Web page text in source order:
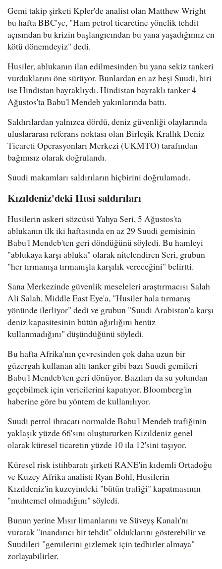
Gemi takip şirketi Kpler'de analist olan Matthew Wright
bu hafta BBC'ye, "Ham petrol ticaretine yönelik tehdit
açısından bu krizin başlangıcından bu yana yaşadığımız en
kötü dönemdeyiz" dedi.
Husiler, ablukanın ilan edilmesinden bu yana sekiz tankeri
vurduklarını öne sürüyor. Bunlardan en az beşi Suudi, biri
ise Hindistan bayraklıydı. Hindistan bayraklı tanker 4
Ağustos'ta Babu'l Mendeb yakınlarında battı.
Saldırılardan yalnızca dördü, deniz güvenliği olaylarında
uluslararası referans noktası olan Birleşik Krallık Deniz
Ticareti Operasyonları Merkezi (UKMTO) tarafından
bağımsız olarak doğrulandı.
Suudi makamları saldırıların hiçbirini doğrulamadı.
Kızıldeniz'deki Husi saldırıları
Husilerin askeri sözcüsü Yahya Seri, 5 Ağustos'ta
ablukanın ilk iki haftasında en az 29 Suudi gemisinin
Babu'l Mendeb'ten geri döndüğünü söyledi. Bu hamleyi
"ablukaya karşı abluka" olarak nitelendiren Seri, grubun
"her tırmanışa tırmanışla karşılık vereceğini" belirtti.
Sana Merkezinde güvenlik meseleleri araştırmacısı Salah
Ali Salah, Middle East Eye'a, "Husiler hala tırmanış
yönünde ilerliyor" dedi ve grubun "Suudi Arabistan'a karşı
deniz kapasitesinin bütün ağırlığını henüz
kullanmadığını" düşündüğünü söyledi.
Bu hafta Afrika'nın çevresinden çok daha uzun bir
güzergah kullanan altı tanker gibi bazı Suudi gemileri
Babu'l Mendeb'ten geri dönüyor. Bazıları da su yolundan
geçebilmek için vericilerini kapatıyor. Bloomberg'in
haberine göre bu yöntem de kullanılıyor.
Suudi petrol ihracatı normalde Babu'l Mendeb trafiğinin
yaklaşık yüzde 66'sını oluştururken Kızıldeniz genel
olarak küresel ticaretin yüzde 10 ila 12'sini taşıyor.
Küresel risk istihbaratı şirketi RANE'in kıdemli Ortadoğu
ve Kuzey Afrika analisti Ryan Bohl, Husilerin
Kızıldeniz'in kuzeyindeki "bütün trafiği" kapatmasının
"muhtemel olmadığını" söyledi.
Bunun yerine Mısır limanlarını ve Süveyş Kanalı'nı
vurarak "inandırıcı bir tehdit" olduklarını gösterebilir ve
Suudileri "gemilerini gizlemek için tedbirler almaya"
zorlayabilirler.